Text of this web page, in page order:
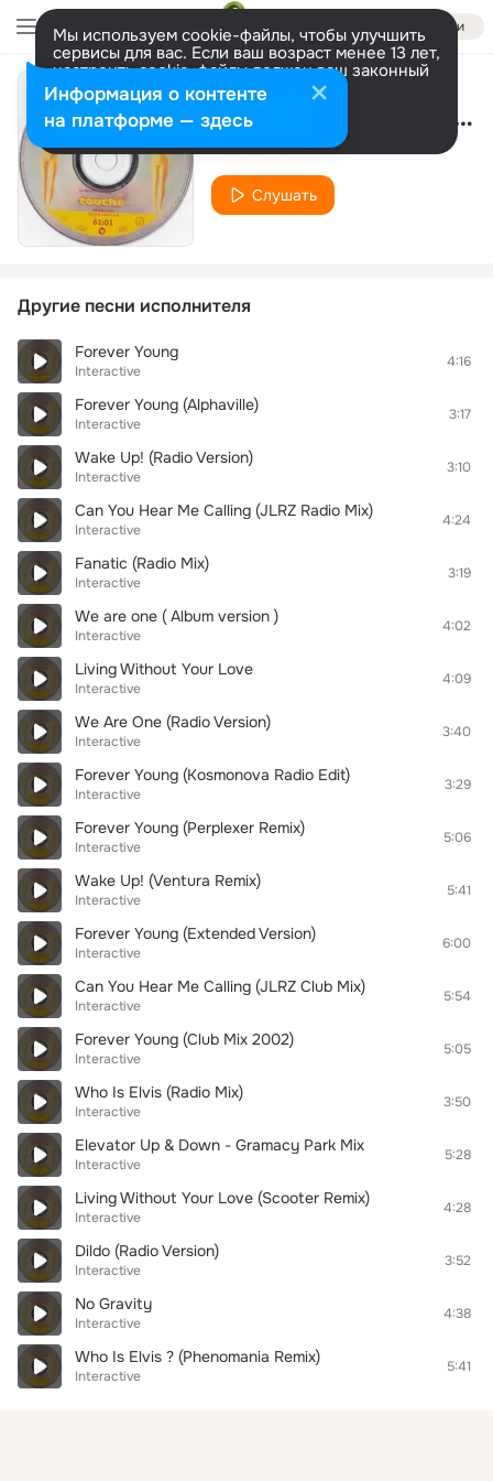
Войти
Мы используем cookie-файлы, чтобы улучшить
сервисы для вас. Если ваш возраст менее 13 лет,
настроить cookie-файлы должен ваш законный
представитель. Больше информации
Разрешить все Настроить Tell Me When (Extended Version)
Interactive
Слушать
Другие песни исполнителя
Forever Young
Interactive
4:16
Forever Young (Alphaville)
Interactive
3:17
Wake Up! (Radio Version)
Interactive
3:10
Can You Hear Me Calling (JLRZ Radio Mix)
Interactive
4:24
Fanatic (Radio Mix)
Interactive
3:19
We are one ( Album version )
Interactive
4:02
Living Without Your Love
Interactive
4:09
We Are One (Radio Version)
Interactive
3:40
Forever Young (Kosmonova Radio Edit)
Interactive
3:29
Forever Young (Perplexer Remix)
Interactive
5:06
Wake Up! (Ventura Remix)
Interactive
5:41
Forever Young (Extended Version)
Interactive
6:00
Can You Hear Me Calling (JLRZ Club Mix)
Interactive
5:54
Forever Young (Club Mix 2002)
Interactive
5:05
Who Is Elvis (Radio Mix)
Interactive
3:50
Elevator Up & Down - Gramacy Park Mix
Interactive
5:28
Living Without Your Love (Scooter Remix)
Interactive
4:28
Dildo (Radio Version)
Interactive
3:52
No Gravity
Interactive
4:38
Who Is Elvis ? (Phenomania Remix)
Interactive
5:41
Информация о контенте
на платформе — здесь